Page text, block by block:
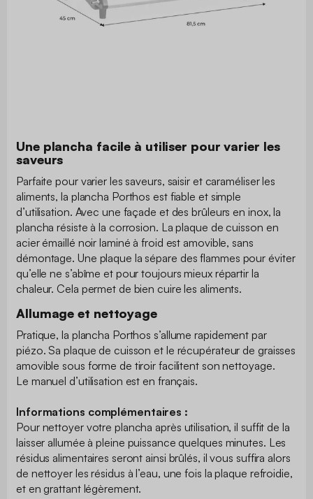
Une plancha facile à utiliser pour varier les
saveurs
Parfaite pour varier les saveurs, saisir et caraméliser les
aliments, la plancha Porthos est fiable et simple
d’utilisation. Avec une façade et des brûleurs en inox, la
plancha résiste à la corrosion. La plaque de cuisson en
acier émaillé noir laminé à froid est amovible, sans
démontage. Une plaque la sépare des flammes pour éviter
qu’elle ne s’abîme et pour toujours mieux répartir la
chaleur. Cela permet de bien cuire les aliments.
Allumage et nettoyage
Pratique, la plancha Porthos s’allume rapidement par
piézo. Sa plaque de cuisson et le récupérateur de graisses
amovible sous forme de tiroir facilitent son nettoyage.
Le manuel d’utilisation est en français.
Informations complémentaires :
Pour nettoyer votre plancha après utilisation, il suffit de la
laisser allumée à pleine puissance quelques minutes. Les
résidus alimentaires seront ainsi brûlés, il vous suffira alors
de nettoyer les résidus à l’eau, une fois la plaque refroidie,
et en grattant légèrement.